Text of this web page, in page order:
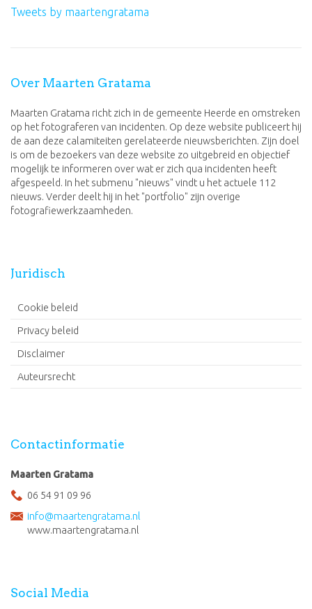
Tweets by maartengratama
Over Maarten Gratama
Maarten Gratama richt zich in de gemeente Heerde en omstreken
op het fotograferen van incidenten. Op deze website publiceert hij
de aan deze calamiteiten gerelateerde nieuwsberichten. Zijn doel
is om de bezoekers van deze website zo uitgebreid en objectief
mogelijk te informeren over wat er zich qua incidenten heeft
afgespeeld. In het submenu "nieuws" vindt u het actuele 112
nieuws. Verder deelt hij in het "portfolio" zijn overige
fotografiewerkzaamheden.
Juridisch
Cookie beleid
Privacy beleid
Disclaimer
Auteursrecht
Contactinformatie
Maarten Gratama
06 54 91 09 96
info@maartengratama.nl
www.maartengratama.nl
Social Media